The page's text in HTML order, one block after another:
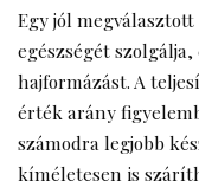
Egy jól
egészségét
hajformázást. A
érték arány
számodra legjobb
kíméletesen is